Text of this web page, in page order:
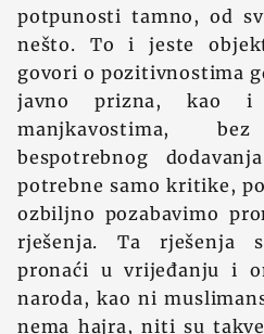
potpunosti tamno, od
nešto. To i jeste
govori o pozitivnostima
javno prizna, kao
manjkavostima,
bespotrebnog
potrebne samo kritike,
ozbiljno pozabavimo
rješenja. Ta rješenja
pronaći u vrijeđanju i
naroda, kao ni
nema hajra, niti su